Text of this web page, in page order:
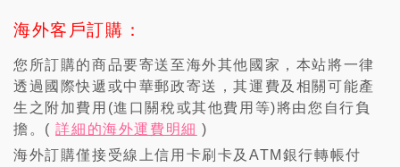
海外客戶訂購：
您所訂購的商品要寄送至海外其他國家，本站將一律
透過國際快遞或中華郵政寄送，其運費及相關可能產
生之附加費用(進口關稅或其他費用等)將由您自行負
擔。(詳細的海外運費明細 )
海外訂購僅接受線上信用卡刷卡及ATM銀行轉帳付